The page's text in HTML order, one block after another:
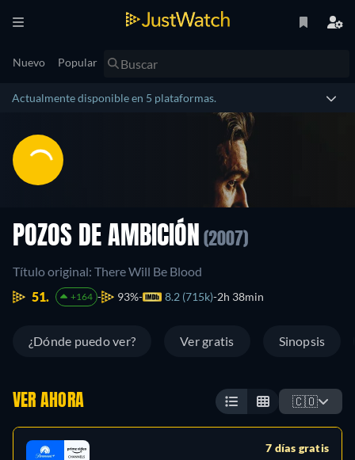
Nuevo Popular
Actualmente disponible en 5 plataformas.
POZOS DE AMBICIÓN (2007)
Título original: There Will Be Blood
51.
+164 93% 8.2 (715k) 2h 38min
¿Dónde puedo ver? Ver gratis Sinopsis
VER AHORA 🇨🇴
7 días gratis